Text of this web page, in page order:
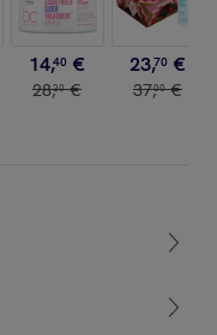
14,40 €
28,30 €
23,70 €
37,00 €